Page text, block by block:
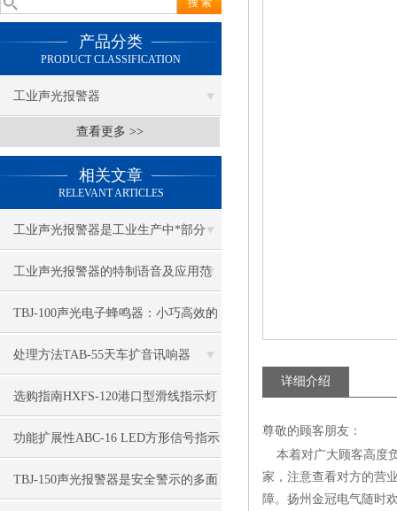
产品分类
PRODUCT CLASSIFICATION
工业声光报警器
查看更多 >>
相关文章
RELEVANT ARTICLES
工业声光报警器是工业生产中*部分
工业声光报警器的特制语音及应用范
围
TBJ-100声光电子蜂鸣器：小巧高效的
警示“精灵”
处理方法TAB-55天车扩音讯响器
选购指南HXFS-120港口型滑线指示灯
功能扩展性ABC-16 LED方形信号指示
灯
TBJ-150声光报警器是安全警示的多面
详细介绍
尊敬的顾客朋友：
本着对广大顾客高度
家，注意查看对方的营
障。扬州金冠电气随时